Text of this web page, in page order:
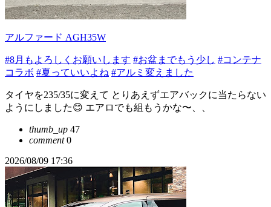
アルファード AGH35W
#8月もよろしくお願いします #お盆までもう少し #コンテナ
コラボ #夏っていいよね #アルミ変えました
タイヤを235/35に変えて とりあえずエアバックに当たらない
ようにしました😊 エアロでも組もうかな〜、、
thumb_up 47
comment0
2026/08/09 17:36